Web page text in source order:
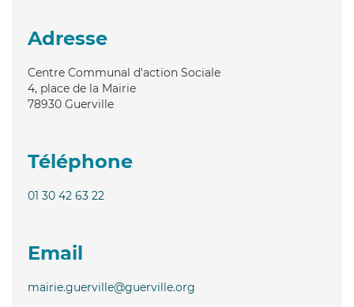
Adresse
Centre Communal d'action Sociale
4, place de la Mairie
78930 Guerville
Téléphone
01 30 42 63 22
Email
mairie.guerville@guerville.org